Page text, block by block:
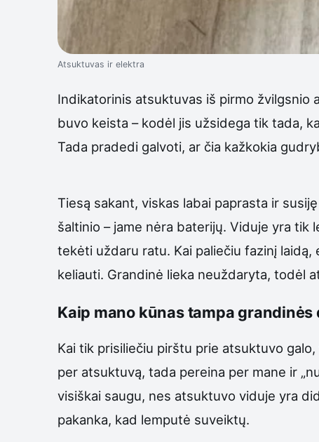
Atsuktuvas ir elektra
Indikatorinis atsuktuvas iš pirmo žvilgsnio
buvo keista – kodėl jis užsidega tik tada,
Tada pradedi galvoti, ar čia kažkokia
Tiesą sakant, viskas labai paprasta ir
šaltinio – jame nėra baterijų. Viduje yra
tekėti uždaru ratu. Kai paliečiu fazinį
keliauti. Grandinė lieka neuždaryta, todėl
Kaip mano kūnas tampa grandinės
Kai tik prisiliečiu pirštu prie atsuktuvo galo,
per atsuktuvą, tada pereina per mane ir
visiškai saugu, nes atsuktuvo viduje yra
pakanka, kad lemputė suveiktų.